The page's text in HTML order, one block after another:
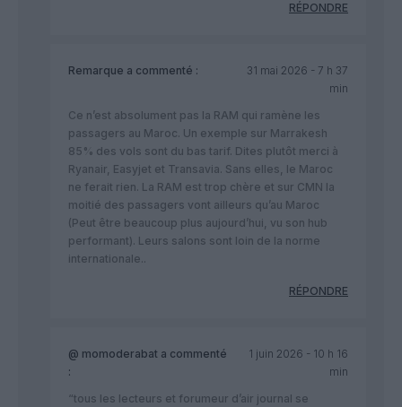
RÉPONDRE
Remarque a commenté :
31 mai 2026 - 7 h 37
min
Ce n’est absolument pas la RAM qui ramène les
passagers au Maroc. Un exemple sur Marrakesh
85% des vols sont du bas tarif. Dites plutôt merci à
Ryanair, Easyjet et Transavia. Sans elles, le Maroc
ne ferait rien. La RAM est trop chère et sur CMN la
moitié des passagers vont ailleurs qu’au Maroc
(Peut être beaucoup plus aujourd’hui, vu son hub
performant). Leurs salons sont loin de la norme
internationale..
RÉPONDRE
@ momoderabat a commenté
:
1 juin 2026 - 10 h 16
min
“tous les lecteurs et forumeur d’air journal se